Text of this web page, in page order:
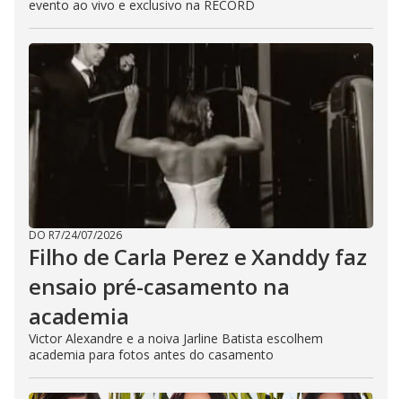
evento ao vivo e exclusivo na RECORD
DO R7/24/07/2026
Filho de Carla Perez e Xanddy faz
ensaio pré-casamento na
academia
Victor Alexandre e a noiva Jarline Batista escolhem
academia para fotos antes do casamento